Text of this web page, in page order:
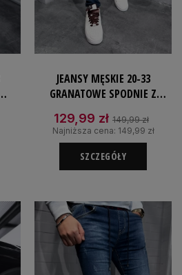
JEANSY MĘSKIE 20-33
GRANATOWE SPODNIE Z
SLIM
129,99 zł 149,99 zł
Najniższa cena: 149,99 zł
SZCZEGÓŁY